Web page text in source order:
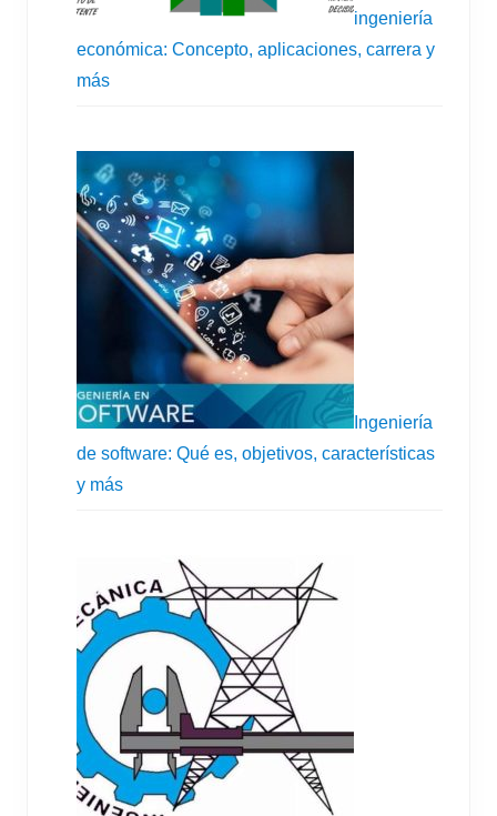
ingeniería
económica: Concepto, aplicaciones, carrera y
más
Ingeniería
de software: Qué es, objetivos, características
y más